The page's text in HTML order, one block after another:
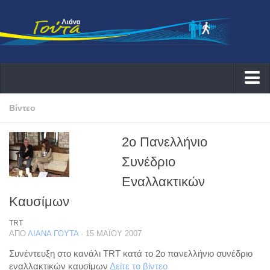
Αρχική
Δράσεις
Εκδηλώσεις
Συνεντεύξεις τηλεοπτικές
Αρθογραφία
Θέματα
Βίντεο
2ο Πανελλήνιο
Συνέδριο
Εναλλακτικών
Καυσίμων
TRT
ΑΠΌ ΛΙΆΝΑ ΓΟΎΤΑ· 15 ΜΑΪ́ΟΥ 2007
Συνέντευξη στο κανάλι TRT κατά το 2ο πανελλήνιο συνέδριο
εναλλακτικών καυσίμων Δείτε το βίντεο